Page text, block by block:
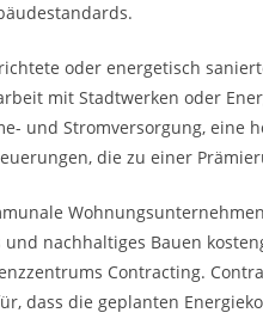
oder energetisch
mit Stadtwerken oder
und Stromversorgung, eine
die zu einer
nachhaltiges Bauen
Contracting.
dass die geplanten